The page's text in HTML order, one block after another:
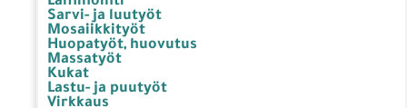
Sarvi- ja luutyöt
Mosaiikkityöt
Huopatyöt, huovutus
Massatyöt
Kukat
Lastu- ja puutyöt
Virkkaus